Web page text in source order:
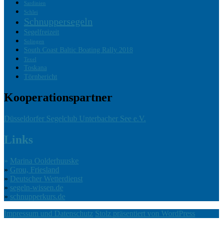
Sardinien
Schlei
Schnuppersegeln
Segelfreizeit
Solingen
South Coast Baltic Boating Rally 2018
Texel
Toskana
Törnbericht
Kooperationspartner
Düsseldorfer Segelclub Unterbacher See e.V.
Links
» Marina Oolderhuuske
» Grou, Friesland
» Deutscher Wetterdienst
» segeln-wissen.de
» schnupperkurs.de
Impressum und Datenschutz Stolz präsentiert von WordPress